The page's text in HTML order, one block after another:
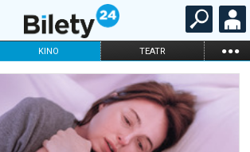
KINO TEATR ...
OPERA I BALET
STAND-UP
ONLINE KARNETY